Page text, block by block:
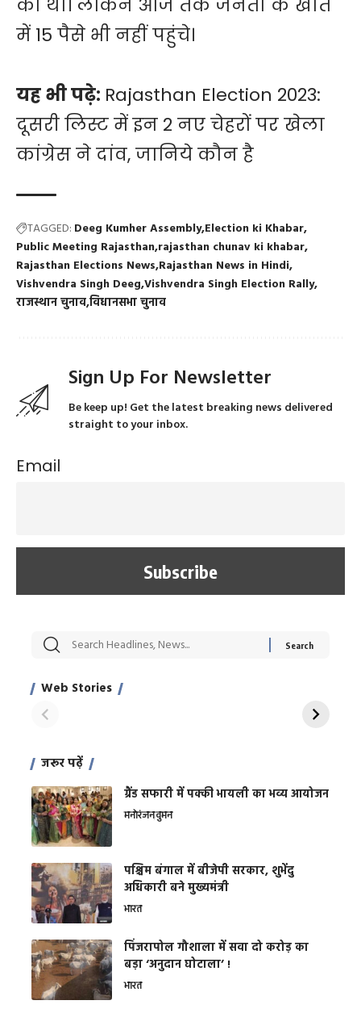
का था। लेकिन आज तक जनता के खाते
में 15 पैसे भी नहीं पहुंचे।
यह भी पढ़े: Rajasthan Election 2023:
दूसरी लिस्ट में इन 2 नए चेहरों पर खेला
कांग्रेस ने दांव, जानिये कौन है
TAGGED: Deeg Kumher Assembly Election ki Khabar
Public Meeting Rajasthan rajasthan chunav ki khabar
Rajasthan Elections News Rajasthan News in Hindi
Vishvendra Singh Deeg Vishvendra Singh Election Rally
राजस्थान चुनावविधानसभा चुनाव
Sign Up For Newsletter
Be keep up! Get the latest breaking news delivered
straight to your inbox.
Email
Web Stories
सट्टेबाजी में अरेस्ट हुए
साहिल खान
रोज एक कच्चे लहसुन
जरूर पढ़ें
ग्रैंड सफारी में पक्की भायली का भव्य आयोजन
मनोरंजनवुमन
पश्चिम बंगाल में बीजेपी सरकार, शुभेंदु
अधिकारी बने मुख्यमंत्री
भारत
​पिंजरापोल गौशाला में सवा दो करोड़ का
बड़ा ‘अनुदान घोटाला’ !
भारत